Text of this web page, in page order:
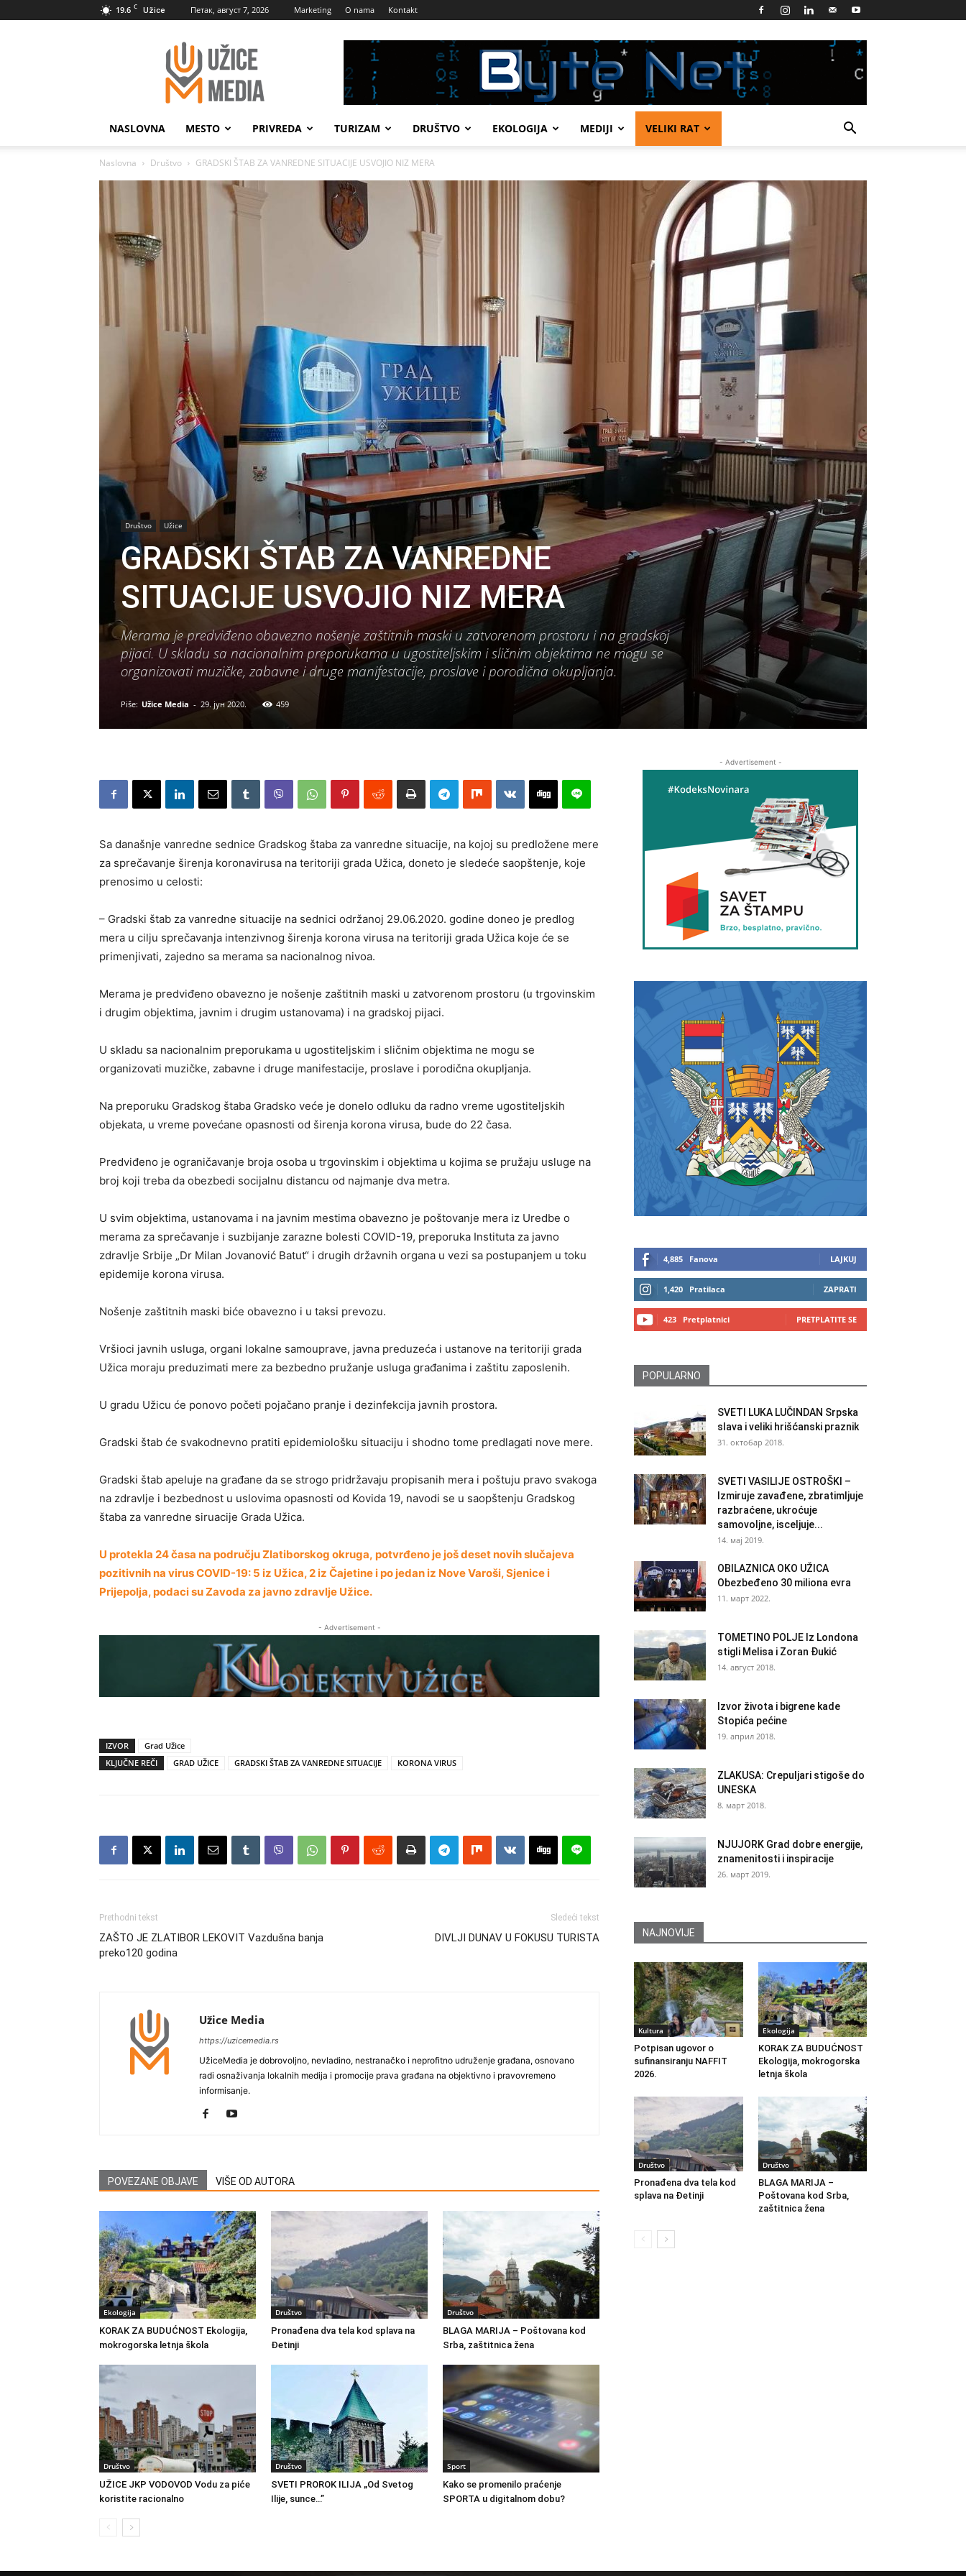
19.6 C Užice Петак, август 7, 2026 Marketing O nama Kontakt
UžiceMedia
NASLOVNA MESTO PRIVREDA TURIZAM DRUŠTVO EKOLOGIJA MEDIJI VELIKI RAT
Naslovna Društvo GRADSKI ŠTAB ZA VANREDNE SITUACIJE USVOJIO NIZ MERA
Društvo Užice
GRADSKI ŠTAB ZA VANREDNE
SITUACIJE USVOJIO NIZ MERA
Merama je predviđeno obavezno nošenje zaštitnih maski u zatvorenom prostoru i na gradskoj
pijaci. U skladu sa nacionalnim preporukama u ugostiteljskim i sličnim objektima ne mogu se
organizovati muzičke, zabavne i druge manifestacije, proslave i porodična okupljanja.
Piše: Užice Media - 29. јун 2020. 459
Sa današnje vanredne sednice Gradskog štaba za vanredne situacije, na kojoj su predložene mere
za sprečavanje širenja koronavirusa na teritoriji grada Užica, doneto je sledeće saopštenje, koje
prenosimo u celosti:
– Gradski štab za vanredne situacije na sednici održanoj 29.06.2020. godine doneo je predlog
mera u cilju sprečavanja intenzivnog širenja korona virusa na teritoriji grada Užica koje će se
primenjivati, zajedno sa merama sa nacionalnog nivoa.
Merama je predviđeno obavezno je nošenje zaštitnih maski u zatvorenom prostoru (u trgovinskim
i drugim objektima, javnim i drugim ustanovama) i na gradskoj pijaci.
U skladu sa nacionalnim preporukama u ugostiteljskim i sličnim objektima ne mogu se
organizovati muzičke, zabavne i druge manifestacije, proslave i porodična okupljanja.
Na preporuku Gradskog štaba Gradsko veće je donelo odluku da radno vreme ugostiteljskih
objekata, u vreme povećane opasnosti od širenja korona virusa, bude do 22 časa.
Predviđeno je ograničavanje broja osoba u trgovinskim i objektima u kojima se pružaju usluge na
broj koji treba da obezbedi socijalnu distancu od najmanje dva metra.
U svim objektima, ustanovama i na javnim mestima obavezno je poštovanje mera iz Uredbe o
merama za sprečavanje i suzbijanje zarazne bolesti COVID-19, preporuka Instituta za javno
zdravlje Srbije „Dr Milan Jovanović Batut“ i drugih državnih organa u vezi sa postupanjem u toku
epidemije korona virusa.
Nošenje zaštitnih maski biće obavezno i u taksi prevozu.
Vršioci javnih usluga, organi lokalne samouprave, javna preduzeća i ustanove na teritoriji grada
Užica moraju preduzimati mere za bezbedno pružanje usluga građanima i zaštitu zaposlenih.
U gradu Užicu će ponovo početi pojačano pranje i dezinfekcija javnih prostora.
Gradski štab će svakodnevno pratiti epidemiološku situaciju i shodno tome predlagati nove mere.
Gradski štab apeluje na građane da se strogo pridržavaju propisanih mera i poštuju pravo svakoga
na zdravlje i bezbednost u uslovima opasnosti od Kovida 19, navodi se u saopštenju Gradskog
štaba za vanredne siruacije Grada Užica.
U protekla 24 časa na području Zlatiborskog okruga, potvrđeno je još deset novih slučajeva
pozitivnih na virus COVID-19: 5 iz Užica, 2 iz Čajetine i po jedan iz Nove Varoši, Sjenice i
Prijepolja, podaci su Zavoda za javno zdravlje Užice.
- Advertisement -
IZVOR
Grad Užice
KLJUČNE REČI
GRAD UŽICE GRADSKI ŠTAB ZA VANREDNE SITUACIJE KORONA VIRUS
Prethodni tekst
ZAŠTO JE ZLATIBOR LEKOVIT Vazdušna banja
preko120 godina
Sledeći tekst
DIVLJI DUNAV U FOKUSU TURISTA
Užice Media
https://uzicemedia.rs
UžiceMedia je dobrovoljno, nevladino, nestranačko i neprofitno udruženje građana, osnovano
radi osnaživanja lokalnih medija i promocije prava građana na objektivno i pravovremeno
informisanje.
POVEZANE OBJAVE VIŠE OD AUTORA
Ekologija
KORAK ZA BUDUĆNOST Ekologija,
mokrogorska letnja škola
Društvo
Pronađena dva tela kod splava na
Đetinji
Društvo
BLAGA MARIJA – Poštovana kod
Srba, zaštitnica žena
Društvo
UŽICE JKP VODOVOD Vodu za piće
koristite racionalno
Društvo
SVETI PROROK ILIJA „Od Svetog
Ilije, sunce…”
Sport
Kako se promenilo praćenje
SPORTA u digitalnom dobu?
- Advertisement -
4,885 Fanova LAJKUJ
1,420 Pratilaca ZAPRATI
423 Pretplatnici PRETPLATITE SE
POPULARNO
SVETI LUKA LUČINDAN Srpska
slava i veliki hrišćanski praznik
31. октобар 2018.
SVETI VASILIJE OSTROŠKI –
Izmiruje zavađene, zbratimljuje
razbraćene, ukroćuje
samovoljne, isceljuje...
14. мај 2019.
OBILAZNICA OKO UŽICA
Obezbeđeno 30 miliona evra
11. март 2022.
TOMETINO POLJE Iz Londona
stigli Melisa i Zoran Đukić
14. август 2018.
Izvor života i bigrene kade
Stopića pećine
19. април 2018.
ZLAKUSA: Crepuljari stigoše do
UNESKA
8. март 2018.
NJUJORK Grad dobre energije,
znamenitosti i inspiracije
26. март 2019.
NAJNOVIJE
Kultura
Potpisan ugovor o
sufinansiranju NAFFIT
2026.
Ekologija
KORAK ZA BUDUĆNOST
Ekologija, mokrogorska
letnja škola
Društvo
Pronađena dva tela kod
splava na Đetinji
Društvo
BLAGA MARIJA –
Poštovana kod Srba,
zaštitnica žena